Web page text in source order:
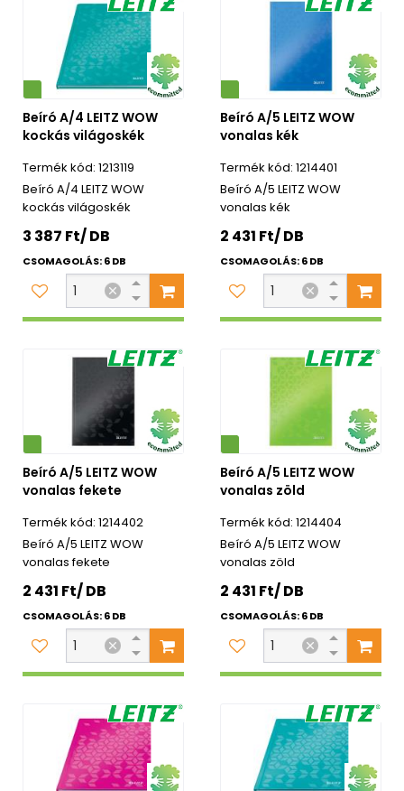
Beíró A/4 LEITZ WOW
kockás világoskék
1213119
Beíró A/4 LEITZ WOW
kockás világoskék
3 387 Ft/ DB
CSOMAGOLÁS: 6 DB
Környezetbarát
Beíró A/5 LEITZ WOW
vonalas kék
1214401
Beíró A/5 LEITZ WOW
vonalas kék
2 431 Ft/ DB
CSOMAGOLÁS: 6 DB
Beíró A/5 LEITZ WOW
vonalas fekete
1214402
Beíró A/5 LEITZ WOW
vonalas fekete
2 431 Ft/ DB
CSOMAGOLÁS: 6 DB
Környezetbarát
Beíró A/5 LEITZ WOW
vonalas zöld
1214404
Beíró A/5 LEITZ WOW
vonalas zöld
2 431 Ft/ DB
CSOMAGOLÁS: 6 DB